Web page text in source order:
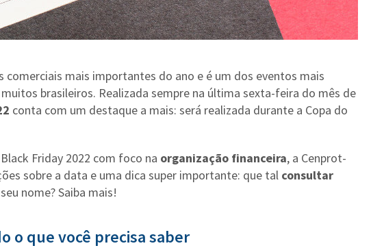
comerciais mais importantes do ano e é um dos eventos mais
brasileiros. Realizada sempre na última sexta-feira do mês de
conta com um destaque a mais: será realizada durante a Copa do
Friday 2022 com foco na organização financeira, a Cenprot-
sobre a data e uma dica super importante: que tal consultar
nome? Saiba mais!
o que você precisa saber